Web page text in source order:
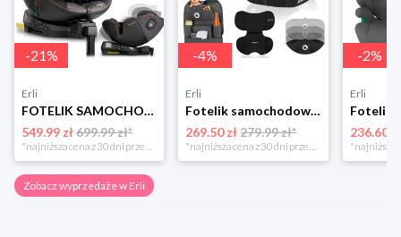
-21%
Erli
FOTELIK SAMOCHODOWY OBROTOWY z NOGĄ 0-36KG ISOFIX NUKIDO I-SIZE 40-150cm
549.99 zł699.99 zł*
-4%
Erli
Fotelik samochodowy 76-150cm SZEROKIE SIEDZISKO 9-36kg Lionelo LEVI I-SIZE
269.50 zł 279.99 zł*
-2%
Erli
236.60 zł
Zobacz wyprzedaże w Erli